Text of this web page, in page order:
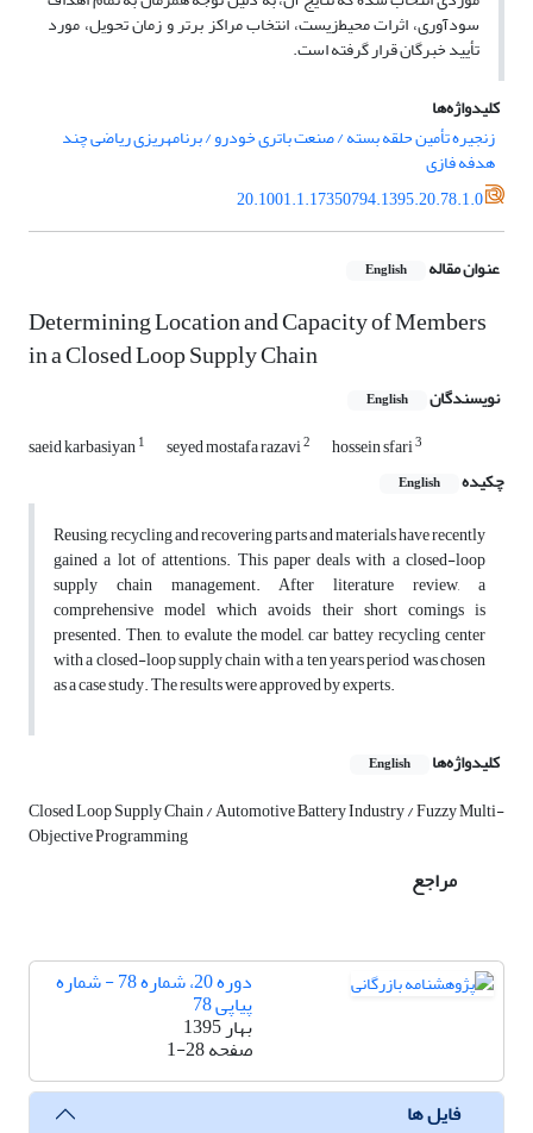
سودآوری، اثرات محیط‌زیست، انتخاب مراکز برتر و زمان تحویل، مورد
تأیید خبرگان قرار گرفته است.
کلیدواژه‌ها
زنجیره تأمین حلقه بسته / صنعت باتری خودرو / برنامهریزی ریاضی چند
هدفه فازی
20.1001.1.17350794.1395.20.78.1.0
عنوان مقاله English
Determining Location and Capacity of Members
in a Closed Loop Supply Chain
نویسندگان English
saeid karbasiyan1 seyed mostafa razavi2 hossein sfari3
چکیده English
Reusing, recycling and recovering parts and materials have recently
gained a lot of attentions. This paper deals with a closed-loop
supply chain management. After literature review, a
comprehensive model which avoids their short comings is
presented. Then, to evalute the model, car battey recycling center
with a closed-loop supply chain with a ten years period was chosen
as a case study. The results were approved by experts.
کلیدواژه‌ها English
Closed Loop Supply Chain / Automotive Battery Industry / Fuzzy Multi-
Objective Programming
مراجع
دوره 20، شماره 78 - شماره
پیاپی 78
بهار 1395
صفحه1-28
فایل ها